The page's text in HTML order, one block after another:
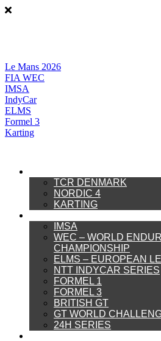
Videre
Le Mans 2026
FIA WEC
IMSA
IndyCar
ELMS
Formel 3
Karting
TCR DENMARK
NORDIC 4
KARTING
IMSA
WEC – WORLD
CHAMPIONSHIP
ELMS – EUROPEAN
NTT INDYCAR SERIES
FORMEL 1
FORMEL 3
BRITISH GT
GT WORLD
24H SERIES